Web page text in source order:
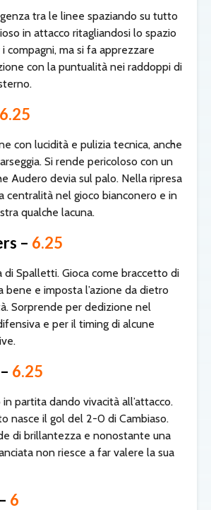
tra le linee spaziando su tutto
in attacco ritagliandosi lo spazio
compagni, ma si fa apprezzare
con la puntualità nei raddoppi di
6.25
con lucidità e pulizia tecnica, anche
Si rende pericoloso con un
Audero devia sul palo. Nella ripresa
centralità nel gioco bianconero e in
qualche lacuna.
– 6.25
di Spalletti. Gioca come braccetto di
bene e imposta l’azione da dietro
Sorprende per dedizione nel
e per il timing di alcune
6.25
partita dando vivacità all’attacco.
nasce il gol del 2-0 di Cambiaso.
di brillantezza e nonostante una
non riesce a far valere la sua
6